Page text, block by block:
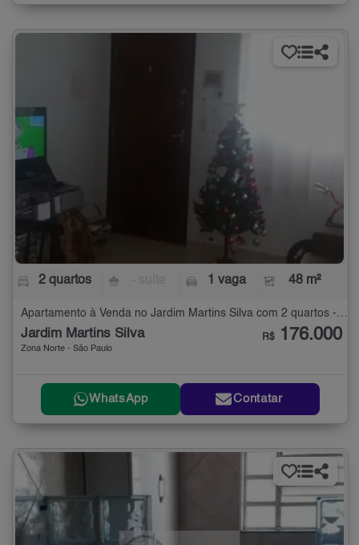
2 quartos 1 vaga 48 m²
Apartamento à Venda no Jardim Martins Silva com 2 quartos - 48 m²
Jardim Martins Silva
Zona Norte - São Paulo
R$ 176.000
WhatsApp Contatar